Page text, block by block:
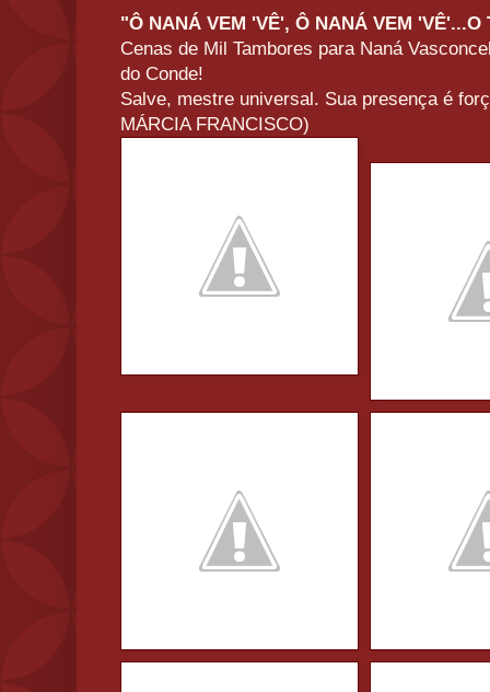
"Ô NANÁ VEM 'VÊ', Ô NANÁ VEM 'VÊ'...O
Cenas de Mil Tambores para Naná
do Conde!
Salve, mestre universal. Sua presença é
MÁRCIA FRANCISCO)